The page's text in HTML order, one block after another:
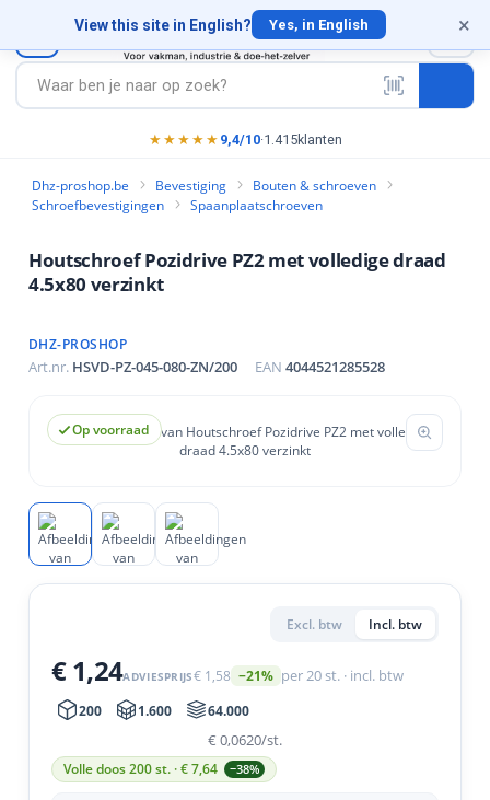
0
★★★★★ 9,4/10·1.415klanten
toebehoren ×
toebehoren
×
siliconen
& primers
(PBM) ×
(PBM)
×
schroeven ×
& schroeven
×
& Ankers
×
en slijpmaterialen ×
Schuur- en slijpmaterialen
View this site in English? Yes, in English ×
Dhz-proshop.be Bevestiging
Bouten & schroeven
Schroefbevestigingen
Spaanplaatschroeven
DHZ-PROSHOP
Houtschroef Pozidrive PZ2 met volledige draad
4.5x80 verzinkt
Art.nr. HSVD-PZ-045-080-ZN/200 EAN 4044521285528
Op voorraad
Excl. btw Incl. btw
€ 1,24ADVIESPRIJS€ 1,58 −21% per 20 st. · incl. btw
200 1.600 64.000
€ 0,0620/st.
Volle doos 200 st. · €7,64 −38%